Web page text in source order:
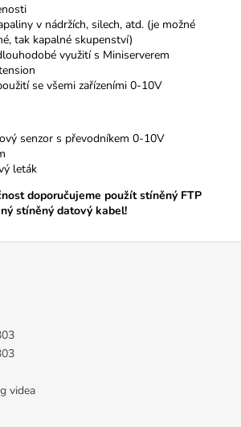
v nádržích, silech, atd. (je možné
tak kapalné skupenství)
využití s Miniserverem
se všemi zařízeními 0-10V
senzor s převodníkem 0-10V
leták
doporučujeme použít stíněný FTP
stíněný datový kabel!
videa